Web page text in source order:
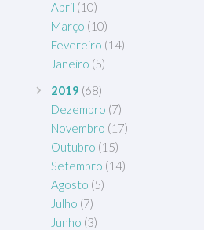
Abril (10)
Março (10)
Fevereiro (14)
Janeiro (5)
2019 (68)
Dezembro (7)
Novembro (17)
Outubro (15)
Setembro (14)
Agosto (5)
Julho (7)
Junho (3)